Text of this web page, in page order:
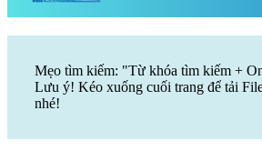
Mẹo tìm kiếm: "Từ khóa tìm kiếm +
Lưu ý! Kéo xuống cuối trang để tải
nhé!